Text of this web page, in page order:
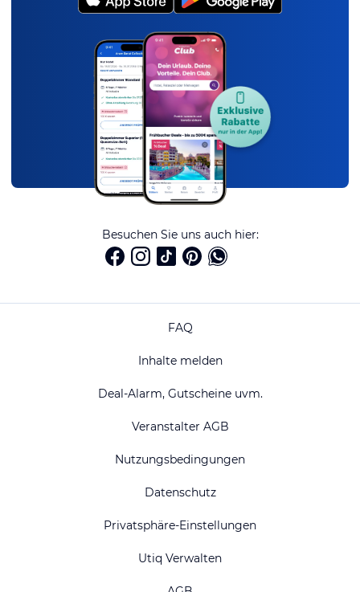
Besuchen Sie uns auch hier:
FAQ
Inhalte melden
Deal-Alarm, Gutscheine uvm.
Veranstalter AGB
Nutzungsbedingungen
Datenschutz
Privatsphäre-Einstellungen
Utiq Verwalten